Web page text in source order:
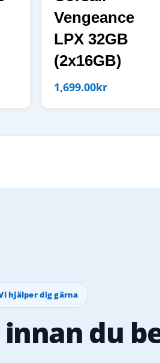
Vengeance
LPX 32GB
(2x16GB)
1,699.00kr
hjälper dig gärna
du